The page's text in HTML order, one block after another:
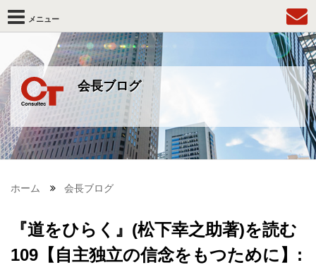
会長ブログ
メニュー
ホーム 会長ブログ
『道をひらく』(松下幸之助著)を読む
109【自主独立の信念をもつために】: